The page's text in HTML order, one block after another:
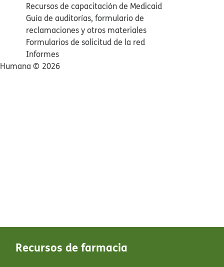
Recursos de capacitación de Medicaid​​
Guía de auditorías, formulario de
reclamaciones y otros materiales​​
Formularios de solicitud de la red​​
Informes​​
Recursos de farmacia​​
Humana ©​​ 2026​​